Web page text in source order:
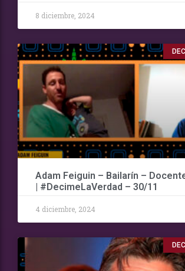
8 diciembre, 2024
Adam Feiguin – Bailarín –
| #DecimeLaVerdad – 30/11
4 diciembre, 2024